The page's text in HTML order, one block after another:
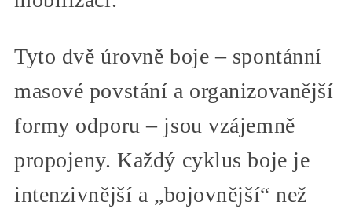
Tyto dvě úrovně boje – spontánní
masové povstání a organizovanější
formy odporu – jsou vzájemně
propojeny. Každý cyklus boje je
intenzivnější a „bojovnější“ než